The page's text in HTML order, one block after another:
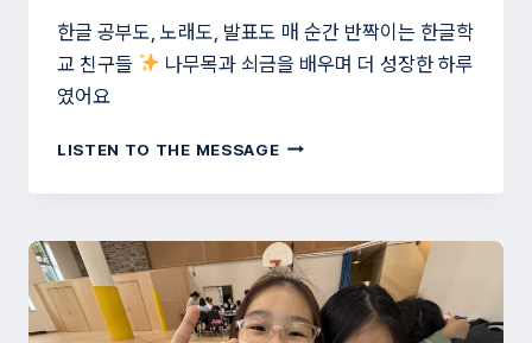
한글 공부도, 노래도, 발표도 매 순간 반짝이는 한글학
교 친구들
나무목과 쇠금을 배우며 더 성장한 하루
였어요
LISTEN TO THE MESSAGE나
목
금
배
웠
어